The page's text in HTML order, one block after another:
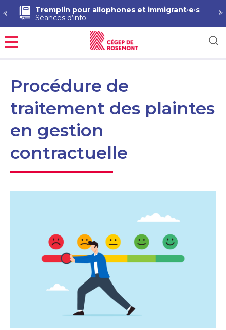
Tremplin pour allophones et immigrant·e·s
Séances d’info
Menu
Procédure de
traitement des plaintes
en gestion
contractuelle